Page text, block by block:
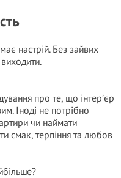
настрій. Без зайвих
про те, що інтер’єр
Іноді не потрібно
чи наймати
смак, терпіння та любов